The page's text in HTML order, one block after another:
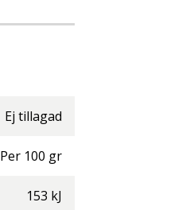
Ej tillagad
Per 100 gr
153 kJ